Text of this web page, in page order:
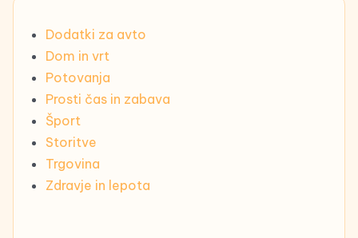
Dodatki za avto
Dom in vrt
Potovanja
Prosti čas in zabava
Šport
Storitve
Trgovina
Zdravje in lepota